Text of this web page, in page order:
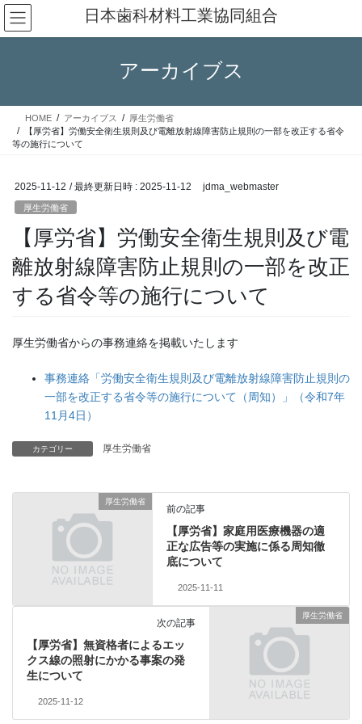
コ
ン
テ
ス
ナ
ビ
ゲ
ン
日本歯科材料工業協同組合
アーカイブス
HOME アーカイブス
厚生労働省
【厚労省】労働安全衛生規則及び電離放射線障害防止規則の一部を改正する省令
等の施行について
2025-11-12 / 最終更新日時 : 2025-11-12 jdma_webmaster
厚生労働省
【厚労省】労働安全衛生規則及び電
離放射線障害防止規則の一部を改正
する省令等の施行について
厚生労働省からの事務連絡を掲載いたします
事務連絡「労働安全衛生規則及び電離放射線障害防止規則の
一部を改正する省令等の施行について（周知）」（令和7年
11月4日）
カテゴリー 厚生労働省
厚生労働省
前の記事
【厚労省】家庭用医療機器の適
正な広告等の実施に係る周知徹
底について
2025-11-11
厚生労働省
次の記事
【厚労省】無資格者によるエッ
クス線の照射にかかる事案の発
生について
2025-11-12